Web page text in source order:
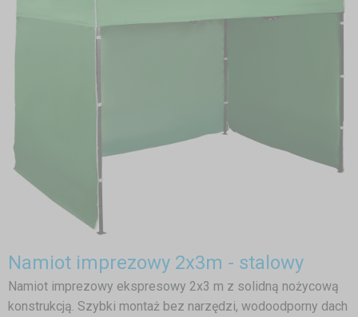
Namiot imprezowy 2x3m - stalowy
Namiot imprezowy ekspresowy 2x3 m z solidną nożycową
konstrukcją. Szybki montaż bez narzędzi, wodoodporny dach